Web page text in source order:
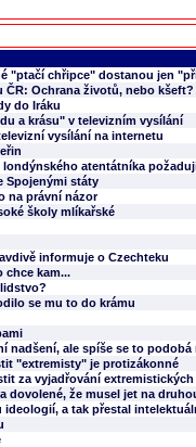
"ptačí chřipce" dostanou jen
ČR: Ochrana životů, nebo kšeft?
do Iráku
a krásu" v televizním vysílání
vysílání na internetu
atentátníka
Spojenými státy
na právní názor
školy mlíkařské
informuje o Czechteku
chce kam...
se mu to do krámu
nadšení, ale spíše se to
"extremisty" je protizákonné
za vyjadřování
dovolené, že musel jet na
a tak přestal